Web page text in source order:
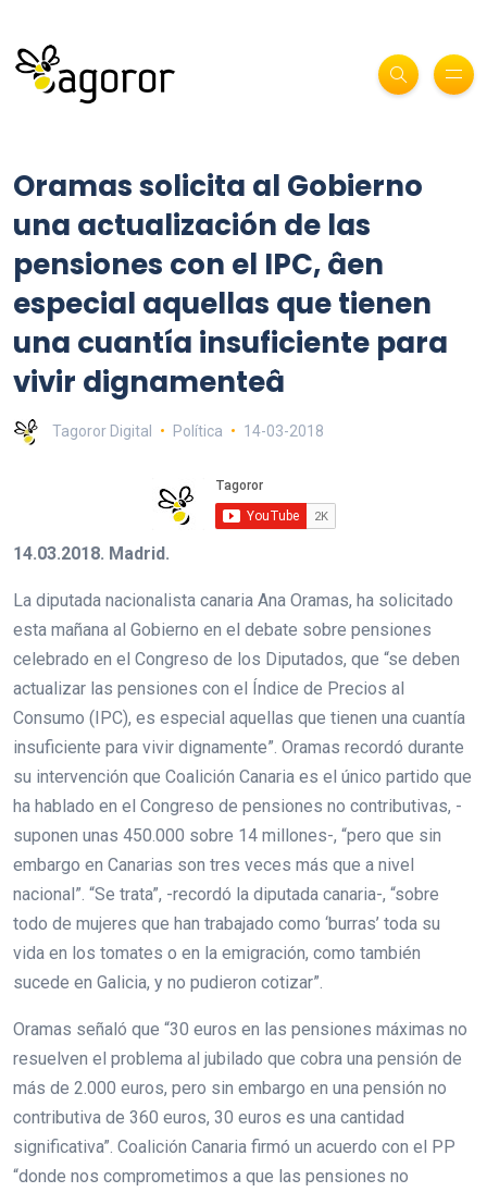
Oramas solicita al Gobierno
una actualización de las
pensiones con el IPC, âen
especial aquellas que tienen
una cuantía insuficiente para
vivir dignamenteâ
Tagoror Digital Política 14-03-2018
14.03.2018. Madrid.
La diputada nacionalista canaria Ana Oramas, ha solicitado
esta mañana al Gobierno en el debate sobre pensiones
celebrado en el Congreso de los Diputados, que “se deben
actualizar las pensiones con el Índice de Precios al
Consumo (IPC), es especial aquellas que tienen una cuantía
insuficiente para vivir dignamente”. Oramas recordó durante
su intervención que Coalición Canaria es el único partido que
ha hablado en el Congreso de pensiones no contributivas, -
suponen unas 450.000 sobre 14 millones-, “pero que sin
embargo en Canarias son tres veces más que a nivel
nacional”. “Se trata”, -recordó la diputada canaria-, “sobre
todo de mujeres que han trabajado como ‘burras’ toda su
vida en los tomates o en la emigración, como también
sucede en Galicia, y no pudieron cotizar”.
Oramas señaló que “30 euros en las pensiones máximas no
resuelven el problema al jubilado que cobra una pensión de
más de 2.000 euros, pero sin embargo en una pensión no
contributiva de 360 euros, 30 euros es una cantidad
significativa”. Coalición Canaria firmó un acuerdo con el PP
“donde nos comprometimos a que las pensiones no